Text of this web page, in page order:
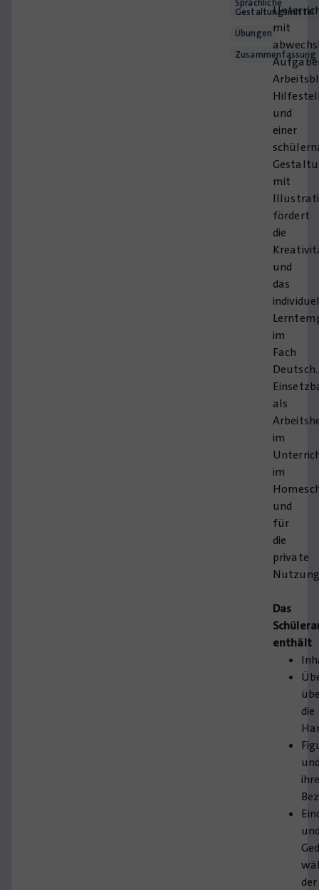
Gestaltungsmittel
Übungen
Zusammenfassung
mit
und
einer
mit
fördert
die
und
das
im
Fach
Deutsch.
als
im
im
und
für
die
private
Das
enthält
die
der